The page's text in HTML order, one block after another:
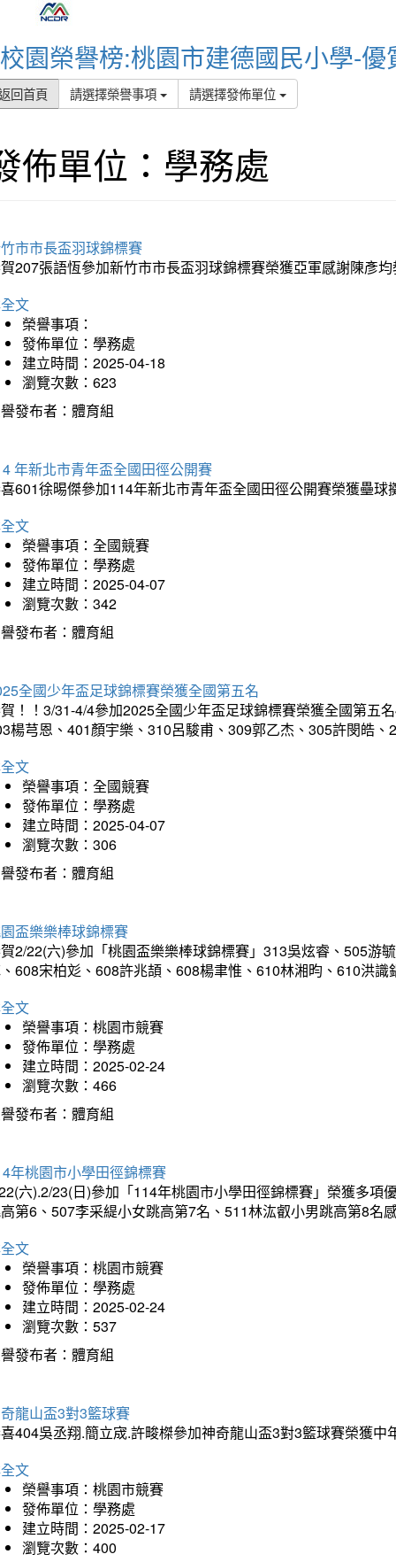
校園榮譽榜:桃園市建德國民小學-優
回首頁 請選擇榮譽事項 請選擇發佈單位
佈單位：學務處
市市長盃羽球錦標賽
207張語恆參加新竹市市長盃羽球錦標賽榮獲亞軍感謝陳彥
文
榮譽事項：
發佈單位：學務處
建立時間：2025-04-18
瀏覽次數：623
發布者：體育組
年新北市青年盃全國田徑公開賽
601徐晹傑參加114年新北市青年盃全國田徑公開賽榮獲壘
文
榮譽事項：全國競賽
發佈單位：學務處
建立時間：2025-04-07
瀏覽次數：342
發布者：體育組
全國少年盃足球錦標賽榮獲全國第五名
！！3/31-4/4參加2025全國少年盃足球錦標賽榮獲全國第五
楊芎恩、401顏宇樂、310呂駿甫、309郭乙杰、305許閔皓
文
榮譽事項：全國競賽
發佈單位：學務處
建立時間：2025-04-07
瀏覽次數：306
發布者：體育組
盃樂樂棒球錦標賽
2/22(六)參加「桃園盃樂樂棒球錦標賽」313吳炫睿、505游
608宋柏彣、608許兆頡、608楊聿惟、610林湘昀、610洪
文
榮譽事項：桃園市競賽
發佈單位：學務處
建立時間：2025-02-24
瀏覽次數：466
發布者：體育組
年桃園市小學田徑錦標賽
六).2/23(日)參加「114年桃園市小學田徑錦標賽」榮獲多
第6、507李采緹小女跳高第7名、511林汯叡小男跳高第8名
文
榮譽事項：桃園市競賽
發佈單位：學務處
建立時間：2025-02-24
瀏覽次數：537
發布者：體育組
龍山盃3對3籃球賽
404吳丞翔.簡立宬.許畯榤參加神奇龍山盃3對3籃球賽榮獲中
文
榮譽事項：桃園市競賽
發佈單位：學務處
建立時間：2025-02-17
瀏覽次數：400